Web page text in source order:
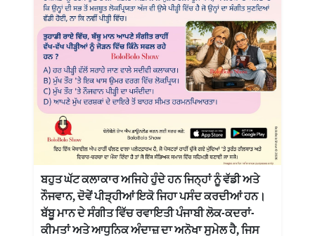
ਬਹੁਤ ਘੱਟ ਕਲਾਕਾਰ ਅਜਿਹੇ ਹੁੰਦੇ ਹਨ ਜਿਨ੍ਹਾਂ ਨੂੰ ਵੱਡੀ ਅਤੇ
ਨੌਜਵਾਨ, ਦੋਵੇਂ ਪੀੜ੍ਹੀਆਂ ਇਕੋ ਜਿਹਾ ਪਸੰਦ ਕਰਦੀਆਂ ਹਨ।
ਬੱਬੂ ਮਾਨ ਦੇ ਸੰਗੀਤ ਵਿੱਚ ਰਵਾਇਤੀ ਪੰਜਾਬੀ ਲੋਕ-ਕਦਰਾਂ-
ਕੀਮਤਾਂ ਅਤੇ ਆਧੁਨਿਕ ਅੰਦਾਜ਼ ਦਾ ਅਨੋਖਾ ਸੁਮੇਲ ਹੈ, ਜਿਸ